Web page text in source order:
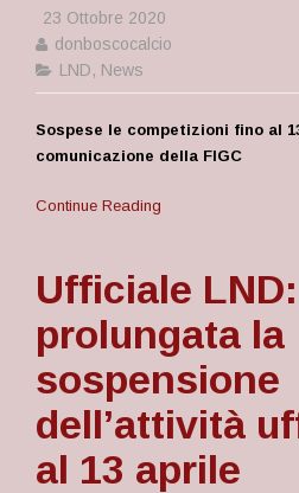
23 Ottobre 2020
donboscocalcio
LND, News
Sospese le competizioni fino al
comunicazione della FIGC
Continue Reading
Ufficiale LND:
prolungata la
sospensione
dell’attività
al 13 aprile